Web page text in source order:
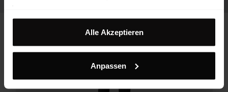
Alle Akzeptieren
Anpassen